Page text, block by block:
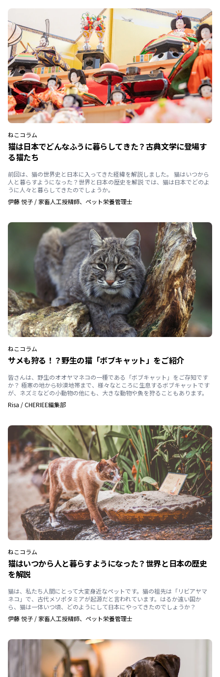
ねこコラム
猫は日本でどんなふうに暮らしてきた？古典文学に登場す
る猫たち
前回は、猫の世界史と日本に入ってきた経緯を解説しました。 猫はいつから
人と暮らすようになった？世界と日本の歴史を解説 では、猫は日本でどのよ
うに人々と暮らしてきたのでしょうか。
伊藤 悦子 / 家畜人工授精師、ペット栄養管理士
ねこコラム
サメも狩る！？野生の猫「ボブキャット」をご紹介
皆さんは、野生のオオヤマネコの一種である「ボブキャット」をご存知です
か？ 極寒の地から砂漠地帯まで、様々なところに生息するボブキャットです
が、ネズミなどの小動物の他にも、大きな動物や魚を狩ることもあります。
Risa /CHERIEE編集部
ねこコラム
猫はいつから人と暮らすようになった？世界と日本の歴史
を解説
猫は、私たち人間にとって大変身近なペットです。猫の祖先は「リビアヤマ
ネコ」で、古代メソポタミアが起源だと言われています。はるか遠い国か
ら、猫は一体いつ頃、どのようにして日本にやってきたのでしょうか？
伊藤 悦子 / 家畜人工授精師、ペット栄養管理士